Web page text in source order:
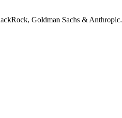
Goldman Sachs & Anthropic.